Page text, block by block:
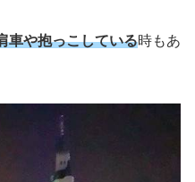
車や抱っこしている時もあ